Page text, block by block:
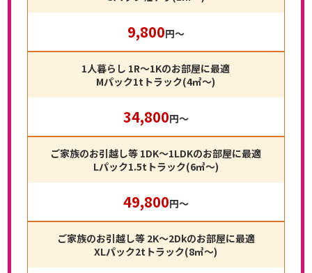
9,800円〜
1人暮らし 1R～1Kのお部屋に最適
Mパック1tトラック(4㎥〜)
34,800円〜
ご家族のお引越し等 1DK～1LDKのお部屋に最適
Lパック1.5tトラック(6㎥〜)
49,800円〜
ご家族のお引越し等 2K～2Dkのお部屋に最適
XLパック2tトラック(8㎥〜)